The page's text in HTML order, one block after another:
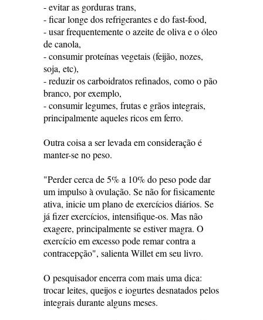
- evitar as gorduras trans,
- ficar longe dos refrigerantes e do fast-food,
- usar frequentemente o azeite de oliva e o óleo
de canola,
- consumir proteínas vegetais (feijão, nozes,
soja, etc),
- reduzir os carboidratos refinados, como o pão
branco, por exemplo,
- consumir legumes, frutas e grãos integrais,
principalmente aqueles ricos em ferro.
Outra coisa a ser levada em consideração é
manter-se no peso.
"Perder cerca de 5% a 10% do peso pode dar
um impulso à ovulação. Se não for fisicamente
ativa, inicie um plano de exercícios diários. Se
já fizer exercícios, intensifique-os. Mas não
exagere, principalmente se estiver magra. O
exercício em excesso pode remar contra a
contracepção", salienta Willet em seu livro.
O pesquisador encerra com mais uma dica:
trocar leites, queijos e iogurtes desnatados pelos
integrais durante alguns meses.